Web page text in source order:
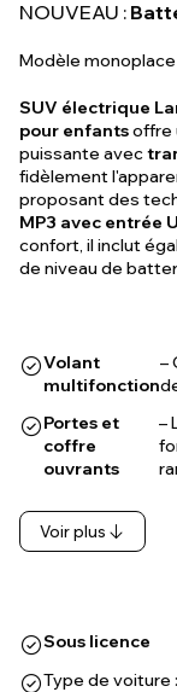
NOUVEAU :
Modèle
SUV électrique
pour enfantsoffre
puissante avec
fidèlement
proposant des
MP3 avec entrée
confort, il inclut
de niveau de
Volant
multifonction
–
Portes et
coffre
ouvrants
–
Voir plus
Sous licence
Type de voiture :